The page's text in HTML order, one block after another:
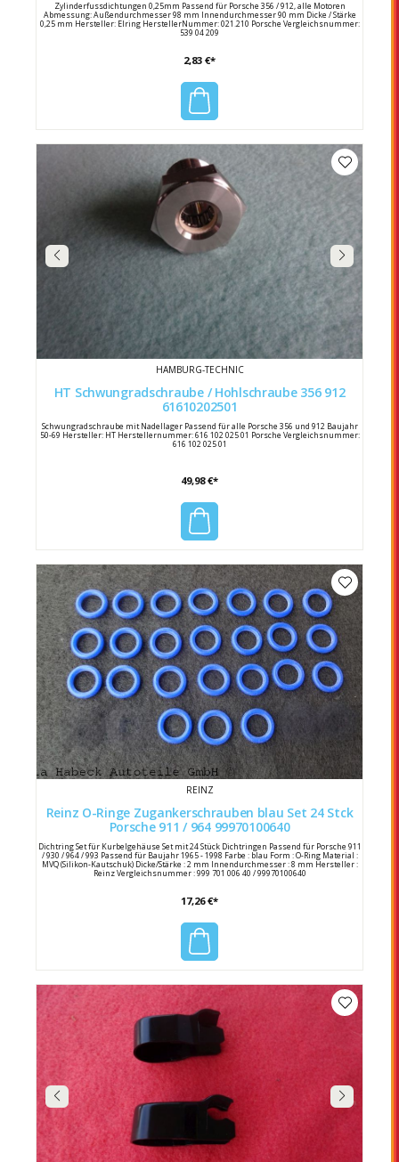
Zylinderfussdichtungen 0,25mm Passend für Porsche 356 / 912, alle Motoren
Abmessung: Außendurchmesser 98 mm Innendurchmesser 90 mm Dicke / Stärke
0,25 mm Hersteller: Elring HerstellerNummer: 021.210 Porsche Vergleichsnummer:
539 04 209
2,83 €*
HAMBURG-TECHNIC
HT Schwungradschraube / Hohlschraube 356 912
61610202501
Schwungradschraube mit Nadellager Passend für alle Porsche 356 und 912 Baujahr
50-69 Hersteller: HT Herstellernummer: 616 102 025 01 Porsche Vergleichsnummer:
616 102 025 01
49,98 €*
REINZ
Reinz O-Ringe Zugankerschrauben blau Set 24 Stck
Porsche 911 / 964 99970100640
Dichtring Set für Kurbelgehäuse Set mit 24 Stück Dichtringen Passend für Porsche 911
/ 930 / 964 / 993 Passend für Baujahr 1965 - 1998 Farbe : blau Form : O-Ring Material :
MVQ (Silikon-Kautschuk) Dicke/Stärke : 2 mm Innendurchmesser : 8 mm Hersteller :
Reinz Vergleichsnummer : 999 701 006 40 / 99970100640
17,26 €*